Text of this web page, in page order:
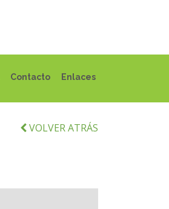
Contacto Enlaces
VOLVER ATRÁS